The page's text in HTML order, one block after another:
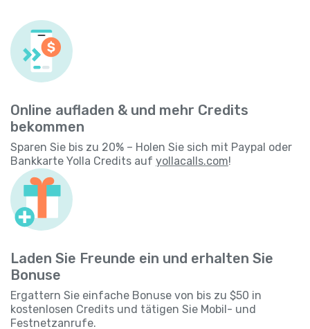
Online aufladen & und mehr Credits
bekommen
Sparen Sie bis zu 20% – Holen Sie sich mit Paypal oder
Bankkarte Yolla Credits auf yollacalls.com!
Laden Sie Freunde ein und erhalten Sie
Bonuse
Ergattern Sie einfache Bonuse von bis zu $50 in
kostenlosen Credits und tätigen Sie Mobil- und
Festnetzanrufe.